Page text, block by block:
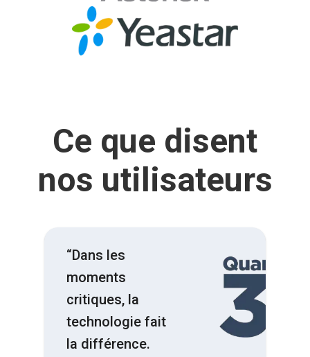
Ce que disent
nos utilisateurs
“Dans les
moments
critiques, la
technologie fait
la différence.